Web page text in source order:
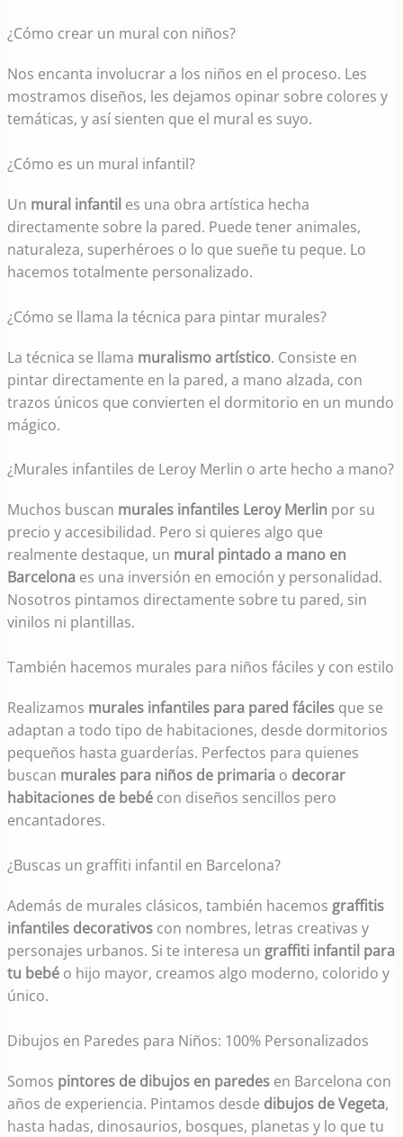
¿Cómo crear un mural con niños?
Nos encanta involucrar a los niños en el proceso. Les
mostramos diseños, les dejamos opinar sobre colores y
temáticas, y así sienten que el mural es suyo.
¿Cómo es un mural infantil?
Un mural infantil es una obra artística hecha
directamente sobre la pared. Puede tener animales,
naturaleza, superhéroes o lo que sueñe tu peque. Lo
hacemos totalmente personalizado.
¿Cómo se llama la técnica para pintar murales?
La técnica se llama muralismo artístico. Consiste en
pintar directamente en la pared, a mano alzada, con
trazos únicos que convierten el dormitorio en un mundo
mágico.
¿Murales infantiles de Leroy Merlin o arte hecho a mano?
Muchos buscan murales infantiles Leroy Merlin por su
precio y accesibilidad. Pero si quieres algo que
realmente destaque, un mural pintado a mano en
Barcelona es una inversión en emoción y personalidad.
Nosotros pintamos directamente sobre tu pared, sin
vinilos ni plantillas.
También hacemos murales para niños fáciles y con estilo
Realizamos murales infantiles para pared fáciles que se
adaptan a todo tipo de habitaciones, desde dormitorios
pequeños hasta guarderías. Perfectos para quienes
buscan murales para niños de primaria o decorar
habitaciones de bebé con diseños sencillos pero
encantadores.
¿Buscas un graffiti infantil en Barcelona?
Además de murales clásicos, también hacemos graffitis
infantiles decorativos con nombres, letras creativas y
personajes urbanos. Si te interesa un graffiti infantil para
tu bebé o hijo mayor, creamos algo moderno, colorido y
único.
Dibujos en Paredes para Niños: 100% Personalizados
Somos pintores de dibujos en paredes en Barcelona con
años de experiencia. Pintamos desde dibujos de Vegeta,
hasta hadas, dinosaurios, bosques, planetas y lo que tu